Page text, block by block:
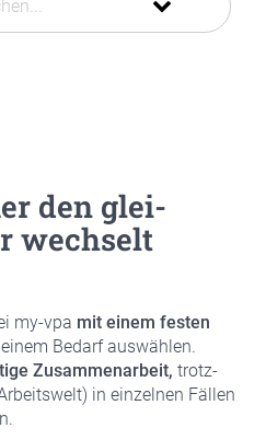
den glei­
wech­selt
my-vpa mit einem fes­ten
Bedarf aus­wäh­len.
Zusam­men­ar­beit, trotz­
in ein­zel­nen Fäl­len